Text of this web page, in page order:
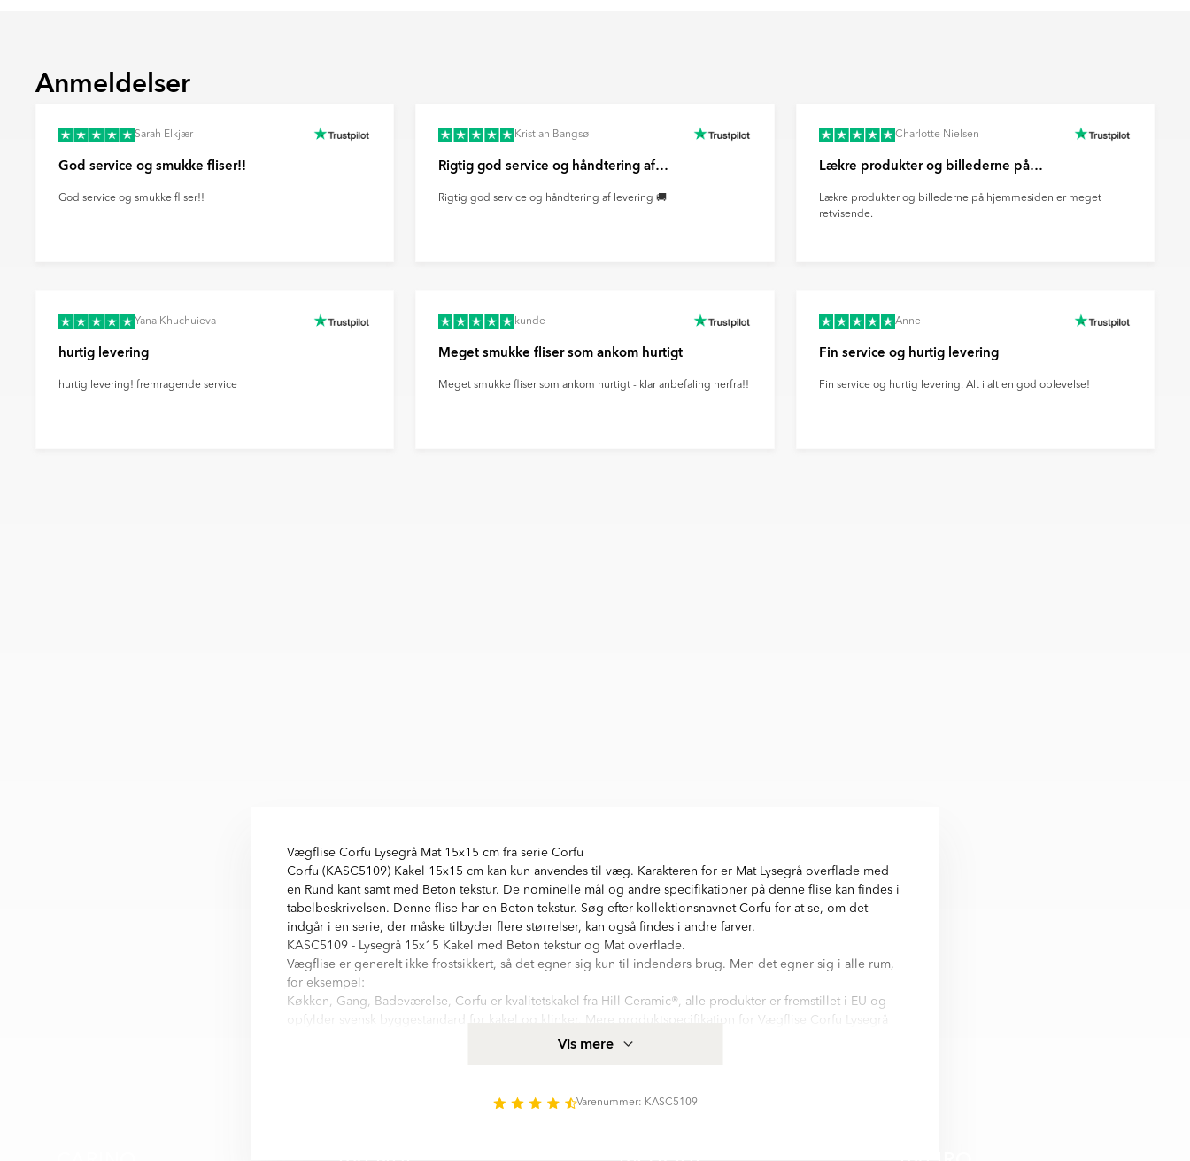
Anmeldelser
Sarah Elkjær
God service og smukke fliser!!
God service og smukke fliser!!
Kristian Bangsø
Rigtig god service og håndtering af…
Rigtig god service og håndtering af levering 🚚
Charlotte Nielsen
Lækre produkter og billederne på…
Lækre produkter og billederne på hjemmesiden er meget
retvisende.
Yana Khuchuieva
hurtig levering
hurtig levering! fremragende service
kunde
Meget smukke fliser som ankom hurtigt
Meget smukke fliser som ankom hurtigt - klar anbefaling herfra!!
Anne
Fin service og hurtig levering
Fin service og hurtig levering. Alt i alt en god oplevelse!
Vægflise Corfu Lysegrå Mat 15x15 cm fra serie Corfu
Corfu (KASC5109) Kakel 15x15 cm kan kun anvendes til væg. Karakteren for er Mat Lysegrå overflade med
en Rund kant samt med Beton tekstur. De nominelle mål og andre specifikationer på denne flise kan findes i
tabelbeskrivelsen. Denne flise har en Beton tekstur. Søg efter kollektionsnavnet Corfu for at se, om det
indgår i en serie, der måske tilbyder flere størrelser, kan også findes i andre farver.
KASC5109 - Lysegrå 15x15 Kakel med Beton tekstur og Mat overflade.
Vægflise er generelt ikke frostsikkert, så det egner sig kun til indendørs brug. Men det egner sig i alle rum,
for eksempel:
Køkken, Gang, Badeværelse, Corfu er kvalitetskakel fra Hill Ceramic®, alle produkter er fremstillet i EU og
opfylder svensk byggestandard for kakel og klinker. Mere produktspecifikation for Vægflise Corfu Lysegrå
Mat 15x15 cm finder I i informationsfeltet på denne side
Vis mere
Varenummer: KASC5109